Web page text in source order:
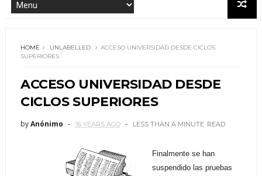
HOME UNLABELLED
ACCESO UNIVERSIDAD DESDE CICLOS
SUPERIORES
ACCESO UNIVERSIDAD DESDE
CICLOS SUPERIORES
byAnónimo 16 YEARS AGO LESS THAN A MINUTE READ
Finalmente se han
suspendido las pruebas